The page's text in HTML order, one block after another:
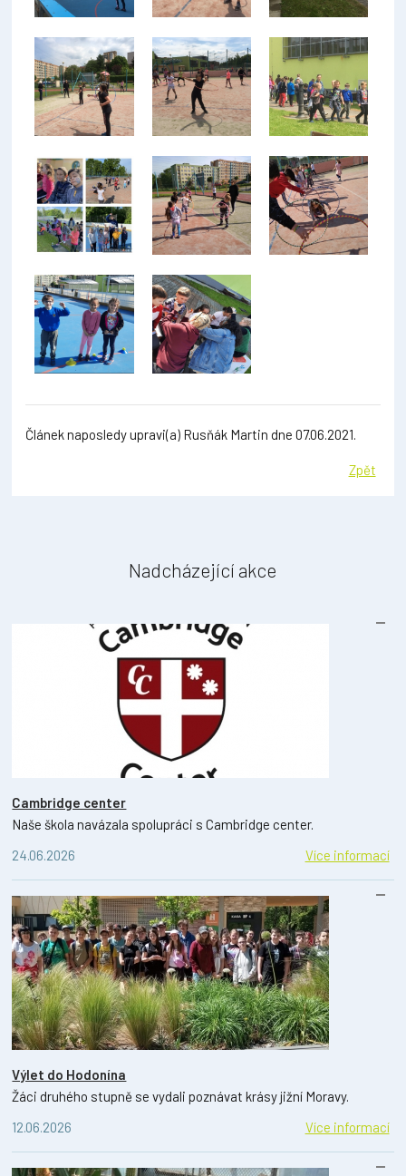
Článek naposledy upravi(a) Rusňák Martin dne 07.06.2021.
Zpět
Nadcházející akce
Cambridge center
Naše škola navázala spolupráci s Cambridge center.
24.06.2026
Více informací
Výlet do Hodonína
Žáci druhého stupně se vydali poznávat krásy jižní Moravy.
12.06.2026
Více informací